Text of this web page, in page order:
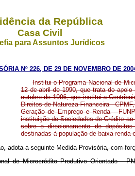
da República
Casa Civil
para Assuntos Jurídicos
Nº 226, DE 29 DE NOVEMBRO DE
Institui o Programa Nacional de
12 de abril de 1990, que trata do
outubro de 1996, que institui a
Direitos de Natureza Financeira -
Geração de Emprego e Renda -
instituição de Sociedades de Crédito
sobre o direcionamento de
destinadas à população de baixa renda
adota a seguinte Medida Provisória, com
de Microcrédito Produtivo Orientado -